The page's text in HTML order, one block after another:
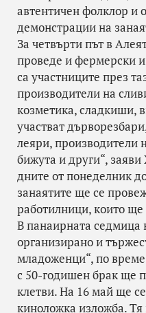
автентичен фолклор и
демонстрации на
За четвърти път в
проведе и фермерски и
са участниците през
производители на
козметика, сладкиши,
участват
леяри, производители
бижута и други“,
дните от понеделник
занаятите ще се
работилници, които ще
В панаирната седмица
организирано и
младоженци“, по
с 50-годишен брак ще
клетви. На 16 май ще
киноложка изложба.